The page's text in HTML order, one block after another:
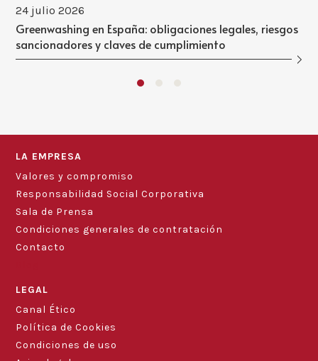
24 julio 2026
Greenwashing en España: obligaciones legales, riesgos
sancionadores y claves de cumplimiento
LA EMPRESA
Valores y compromiso
Responsabilidad Social Corporativa
Sala de Prensa
Condiciones generales de contratación
Contacto
LEGAL
Canal Ético
Política de Cookies
Condiciones de uso